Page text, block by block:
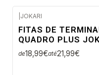
JOKARI
FITAS DE
QUADRO PLUS
de18,99€até21,99€